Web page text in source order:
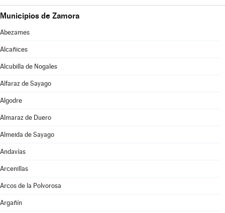
Municipios de Zamora
Abezames
Alcañices
Alcubilla de Nogales
Alfaraz de Sayago
Algodre
Almaraz de Duero
Almeida de Sayago
Andavías
Arcenillas
Arcos de la Polvorosa
Argañín